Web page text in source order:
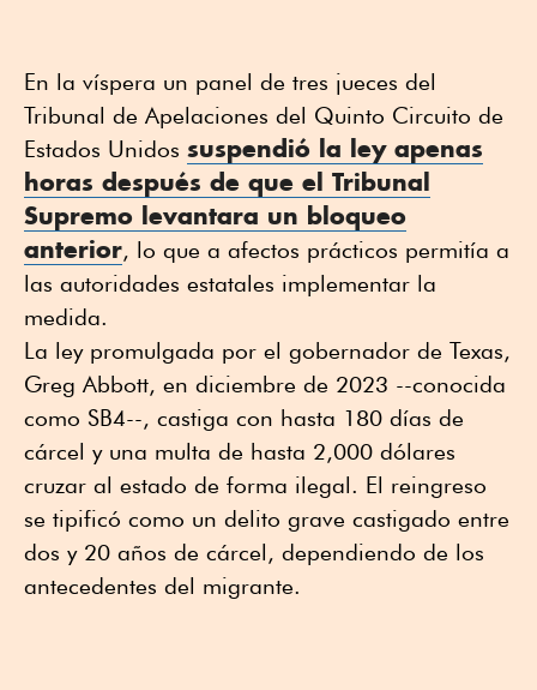
En la víspera un panel de tres jueces del
Tribunal de Apelaciones del Quinto Circuito de
Estados Unidos suspendió la ley apenas
horas después de que el Tribunal
Supremo levantara un bloqueo
anterior, lo que a afectos prácticos permitía a
las autoridades estatales implementar la
medida.
La ley promulgada por el gobernador de Texas,
Greg Abbott, en diciembre de 2023 --conocida
como SB4--, castiga con hasta 180 días de
cárcel y una multa de hasta 2,000 dólares
cruzar al estado de forma ilegal. El reingreso
se tipificó como un delito grave castigado entre
dos y 20 años de cárcel, dependiendo de los
antecedentes del migrante.